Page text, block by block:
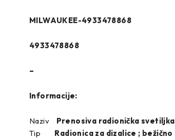
MILWAUKEE-4933478868
4933478868
–
Informacije:
Naziv
Prenosiva radionička svetiljka
Tip
Radionica za dizalice ; bežično